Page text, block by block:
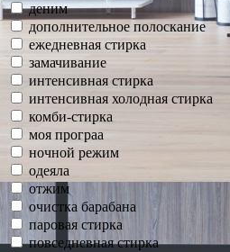
деним
дополнительное полоскание
ежедневная стирка
замачивание
интенсивная стирка
интенсивная холодная стирка
комби-стирка
моя програа
ночной режим
одеяла
отжим
очистка барабана
паровая стирка
повседневная стирка